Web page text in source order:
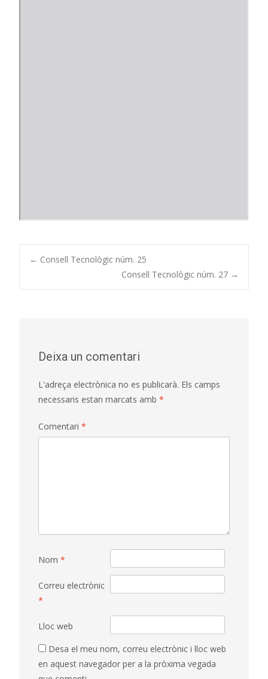
Post
← Consell Tecnològic núm. 25
Consell Tecnològic núm. 27 →
Deixa un comentari
L'adreça electrònica no es publicarà. Els camps
necessaris estan marcats amb *
Comentari *
Nom *
Correu electrònic
*
Lloc web
Desa el meu nom, correu electrònic i lloc web
en aquest navegador per a la pròxima vegada